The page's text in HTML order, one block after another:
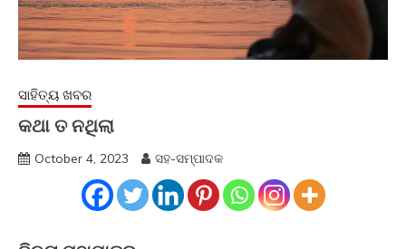
ସାହିତ୍ୟ ଖବର
କଥା ତ ନଥିଲା
October 4, 2023 ସହ-ସମ୍ପାଦକ